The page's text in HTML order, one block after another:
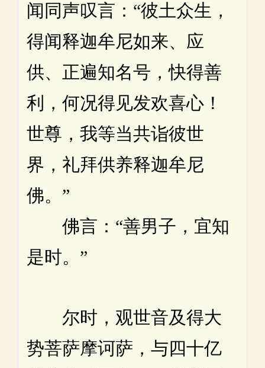
闻同声叹言：“彼土众生，
得闻释迦牟尼如来、应
供、正遍知名号，快得善
利，何况得见发欢喜心！
世尊，我等当共诣彼世
界，礼拜供养释迦牟尼
佛。”
佛言：“善男子，宜知
是时。”
尔时，观世音及得大
势菩萨摩诃萨，与四十亿